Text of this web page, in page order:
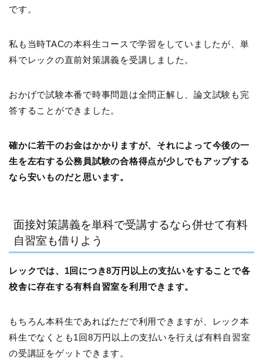
です。
私も当時TACの本科生コースで学習をしていましたが、単
科でレックの直前対策講義を受講しました。
おかげで試験本番で時事問題は全問正解し、論文試験も完
答することができました。
確かに若干のお金はかかりますが、それによって今後の一
生を左右する公務員試験の合格得点が少しでもアップする
なら安いものだと思います。
面接対策講義を単科で受講するなら併せて有料
自習室も借りよう
レックでは、1回につき8万円以上の支払いをすることで各
校舎に存在する有料自習室を利用できます。
もちろん本科生であればただで利用できますが、レック本
科生でなくとも1回8万円以上の支払いを行えば有料自習室
の受講証をゲットできます。